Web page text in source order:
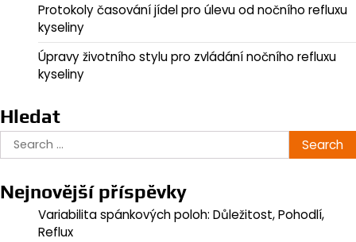
Protokoly časování jídel pro úlevu od nočního refluxu
kyseliny
Úpravy životního stylu pro zvládání nočního refluxu
kyseliny
Hledat
Search
for:
Nejnovější příspěvky
Variabilita spánkových poloh: Důležitost, Pohodlí,
Reflux